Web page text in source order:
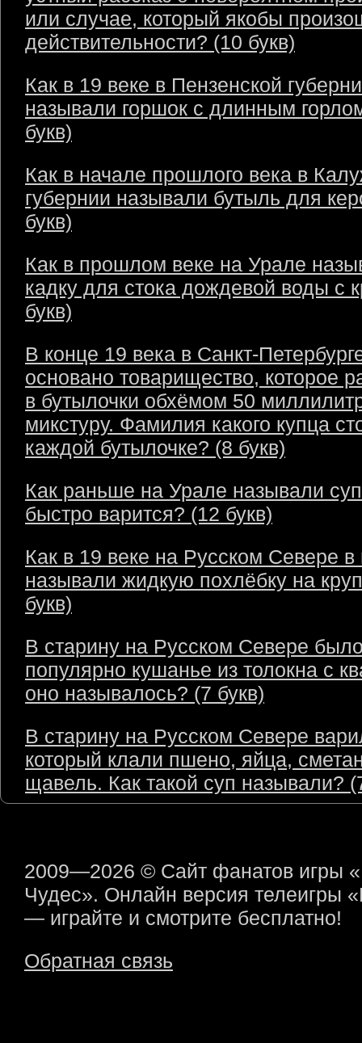
или случае, который якобы
действительности? (10 букв)
Как в 19 веке в Пензенской
называли горшок с длинным
букв)
Как в начале прошлого века в
губернии называли бутыль для
букв)
Как в прошлом веке на Урале
кадку для стока дождевой воды с
букв)
В конце 19 века в Санкт-
основано товарищество, которое
в бутылочки обхёмом 50
микстуру. Фамилия какого купца
каждой бутылочке? (8 букв)
Как раньше на Урале называли
быстро варится? (12 букв)
Как в 19 веке на Русском Севере в
называли жидкую похлёбку на
букв)
В старину на Русском Севере
популярно кушанье из толокна с
оно называлось? (7 букв)
В старину на Русском Севере
который клали пшено, яйца,
щавель. Как такой суп называли?
2009—2026 © Сайт фанатов игры
Чудес». Онлайн версия телеигры
— играйте и смотрите бесплатно!
Обратная связь